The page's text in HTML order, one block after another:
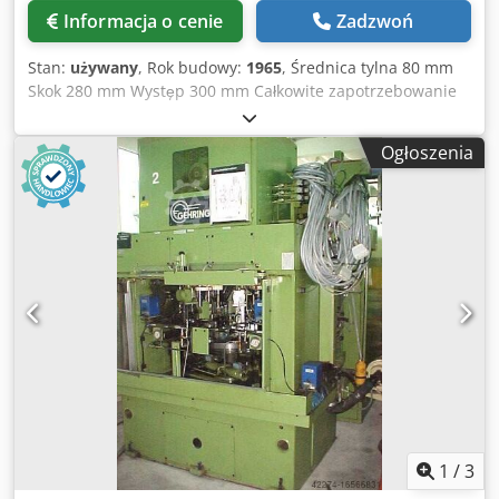
elementu: system mocowania zeropunktowego Erowa
(rozbudowany zestaw) • Stół obrotowo-uchylny: Stół
obrotowo-uchylny Nikken CNC (całkowicie odnowiony w
2016 r.) Technical Specification Taper Size SK 40
Informacja o cenie Zadzwoń
Stan: używany, Rok budowy: 1965, Średnica tylna 80 mm
Skok 280 mm Występ 300 mm Całkowite zapotrzebowanie
mocy 6 kW Masa maszyny ok. 2,6 tony maks. średnica
honowania 10-100 mm maks. głębokość honowania ok. 250
mm maks. skok wrzeciona 260 mm głębokość gardzieli 300
mm Wysokość instalacji 1000 mm Rozmiar stołu 350 x 500
mm Wysokość stołu nad podłogą 500 mm Prędkość
wrzeciona regulowana bezstopniowo ok. 85 - 300 obr. 170 -
600 obr. Prędkości skoku, hydrostatyczne 0 - 23 m/min
Napęd wrzeciona 2 kW Całkowity napęd ok. 6 kW - 380 V -
50 Hz Masa ok. 2 600 kg Akcesoria / wyposażenie specjalne
" Zamontowany 2-stanowiskowy stół obrotowy do
mocowania 2 przedmiotów obrabianych z mechanicznym
mocowaniem przedmiotu obrabianego za pomocą dźwigni
ręcznej. " Hydrauliczne podawanie narzędzia " Wyłączanie
poprzez kontrolę czasu, prawdopodobnie urządzenie do
pomiaru powietrza. " System oleju do honowania, różne
płyty rozpryskowe itp. Dksdpfx Amjt Hwupo Sor Stan :
dobry - gotowy do demonstracji Dostawa : z magazynu - jak
Ogłoszenia
1 /3